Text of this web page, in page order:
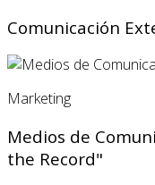
Comunicación
Marketing
Medios de
the Record"